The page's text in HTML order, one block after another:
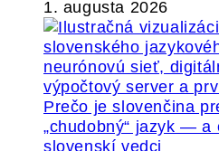
1. augusta 2026
Prečo je slovenčina
„chudobný“ jazyk — a
slovenskí vedci